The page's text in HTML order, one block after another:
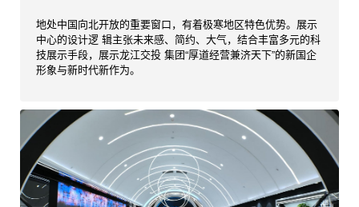
地处中国向北开放的重要窗口，有着极寒地区特色优势。展示
中心的设计逻 辑主张未来感、简约、大气，结合丰富多元的科
技展示手段，展示龙江交投 集团“厚道经营兼济天下”的新国企
形象与新时代新作为。